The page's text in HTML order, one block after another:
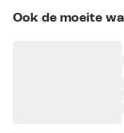
Ook de moeite